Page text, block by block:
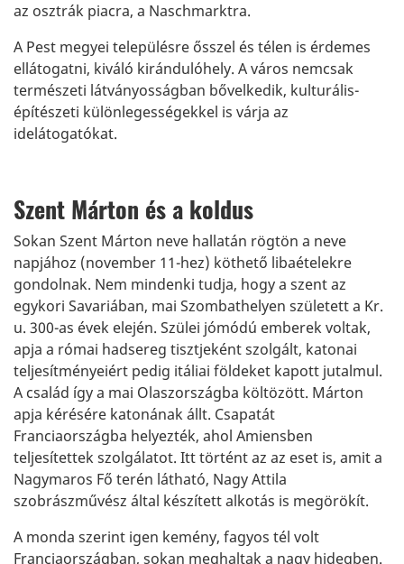
az osztrák piacra, a Naschmarktra.
A Pest megyei településre ősszel és télen is érdemes
ellátogatni, kiváló kirándulóhely. A város nemcsak
természeti látványosságban bővelkedik, kulturális-
építészeti különlegességekkel is várja az
idelátogatókat.
Szent Márton és a koldus
Sokan Szent Márton neve hallatán rögtön a neve
napjához (november 11-hez) köthető libaételekre
gondolnak. Nem mindenki tudja, hogy a szent az
egykori Savariában, mai Szombathelyen született a Kr.
u. 300-as évek elején. Szülei jómódú emberek voltak,
apja a római hadsereg tisztjeként szolgált, katonai
teljesítményeiért pedig itáliai földeket kapott jutalmul.
A család így a mai Olaszországba költözött. Márton
apja kérésére katonának állt. Csapatát
Franciaországba helyezték, ahol Amiensben
teljesítettek szolgálatot. Itt történt az az eset is, amit a
Nagymaros Fő terén látható, Nagy Attila
szobrászművész által készített alkotás is megörökít.
A monda szerint igen kemény, fagyos tél volt
Franciaországban, sokan meghaltak a nagy hidegben.